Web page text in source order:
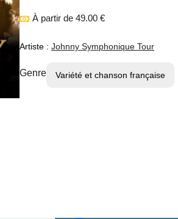
À partir de 49.00 €
Artiste : Johnny Symphonique Tour
Genre Variété et chanson française